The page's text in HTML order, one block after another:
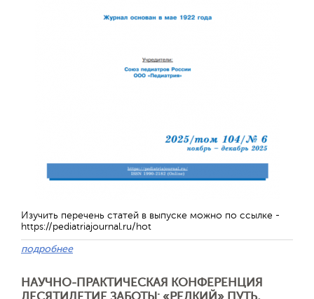
Изучить перечень статей в выпуске можно по ссылке -
https://pediatriajournal.ru/hot
подробнее
НАУЧНО-ПРАКТИЧЕСКАЯ КОНФЕРЕНЦИЯ